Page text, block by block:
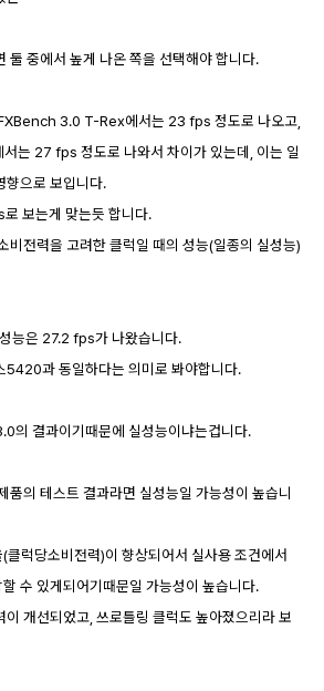
중에서 높게 나온 쪽을 선택해야 합니다.
3.0 T-Rex에서는 23 fps 정도로 나오고,
는 27 fps 정도로 나와서 차이가 있는데, 이는 일
향으로 보입니다.
보는게 맞는듯 합니다.
전력을 고려한 클럭일 때의 성능(일종의 실성능)
능은 27.2 fps가 나왔습니다.
5420과 동일하다는 의미로 봐야합니다.
의 결과이기때문에 실성능이냐는겁니다.
품의 테스트 결과라면 실성능일 가능성이 높습니
클럭당소비전력)이 향상되어서 실사용 조건에서
수 있게되어기때문일 가능성이 높습니다.
개선되었고, 쓰로틀링 클럭도 높아졌으리라 보